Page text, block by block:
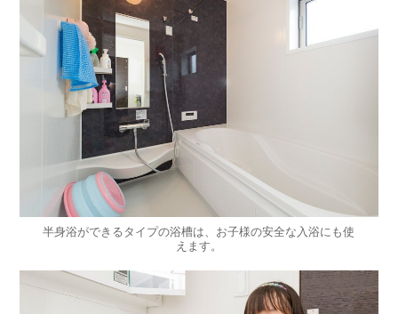
半身浴ができるタイプの浴槽は、お子様の安全な入浴にも使
えます。